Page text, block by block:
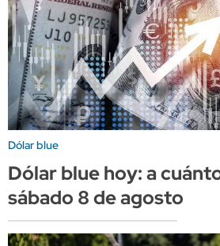
Dólar blue
Dólar blue hoy: a
sábado 8 de agosto